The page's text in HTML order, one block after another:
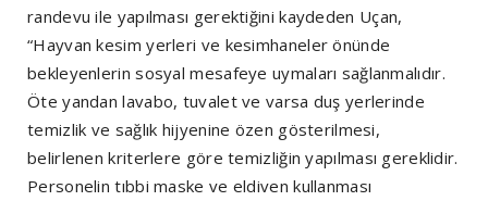
randevu ile yapılması gerektiğini kaydeden Uçan,
“Hayvan kesim yerleri ve kesimhaneler önünde
bekleyenlerin sosyal mesafeye uymaları sağlanmalıdır.
Öte yandan lavabo, tuvalet ve varsa duş yerlerinde
temizlik ve sağlık hijyenine özen gösterilmesi,
belirlenen kriterlere göre temizliğin yapılması gereklidir.
Personelin tıbbi maske ve eldiven kullanması